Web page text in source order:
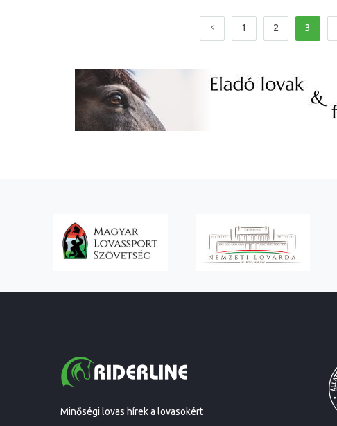
1 2 3
Minőségi lovas hírek a lovasokért